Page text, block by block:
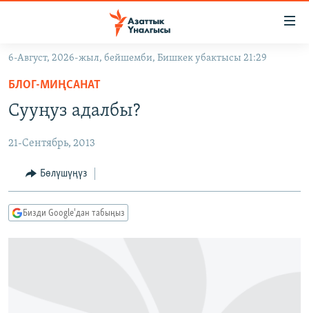
Навигацияга
өтүңүз
Издөөгө
салыңызКЫРГЫЗСТАН
САЯСАТ
ЭКОНОМИКА
ДҮЙНӨ
ДҮЙНӨ
БОРБОР АЗИЯ
УКРАИНА
АТАЙЫН ИЛИКТӨӨ
БҮГҮН АЗАТТЫКТА
ПОДКАСТ
6-Август, 2026-жыл, бейшемби, Бишкек убактысы 21:29
БЛОГ-МИҢСАНАТ
Сууңуз адалбы?
21-Сентябрь, 2013
Бөлүшүңүз
Бизди Google'дан табыңыз